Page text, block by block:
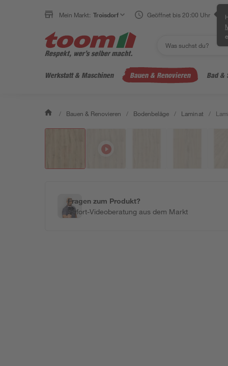
Mein Markt: Troisdorf Geöffnet bis 20:00 Uhr
Werkstatt & Maschinen Bauen & Renovieren Bad &
/ Bauen & Renovieren / Bodenbeläge / Laminat /
Fragen zum Produkt?
Sofort-Videoberatung aus dem Markt